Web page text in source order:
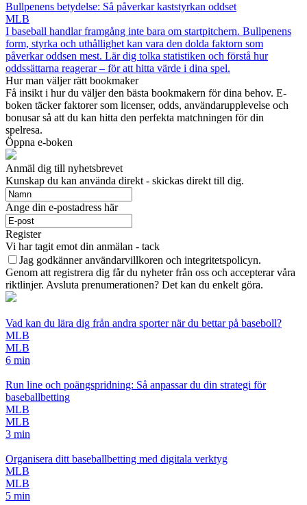
Bullpenens betydelse: Så påverkar kaststyrkan oddset
MLB
I baseball handlar framgång inte bara om startpitchern. Bullpenens
form, styrka och uthållighet kan vara den dolda faktorn som
påverkar oddsen mest. Lär dig tolka statistiken och förstå hur
oddssättarna reagerar – för att hitta värde i dina spel.
Hur man väljer rätt bookmaker
Få insikt i hur du väljer den bästa bookmakern för dina behov. E-
boken täcker faktorer som licenser, odds, användarupplevelse och
bonusar så att du kan hitta den perfekta matchningen för din
spelresa.
Öppna e-boken
Anmäl dig till nyhetsbrevet
Kunskap du kan använda direkt - skickas direkt till dig.
Ange din e-postadress här
Register
Vi har tagit emot din anmälan - tack
Jag godkänner användarvillkoren och integritetspolicyn.
Genom att registrera dig får du nyheter från oss och accepterar våra
riktlinjer. Avsluta prenumerationen? Det kan du enkelt göra.
Vad kan du lära dig från andra sporter när du bettar på baseboll?
MLB
MLB
6 min
Run line och poängspridning: Så anpassar du din strategi för
baseballbetting
MLB
MLB
3 min
Organisera ditt baseballbetting med digitala verktyg
MLB
MLB
5 min